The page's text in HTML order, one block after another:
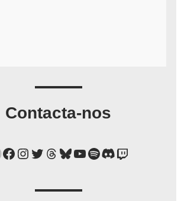
Contacta-nos
Facebook Instagram Twitter Threads Bluesky YouTube Spotify Discord Twitch